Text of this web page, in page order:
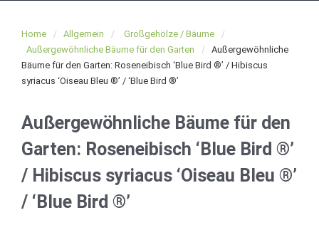
Home Allgemein
Großgehölze / Bäume
Außergewöhnliche Bäume für den Garten
Außergewöhnliche
Bäume für den Garten: Roseneibisch ‘Blue Bird ®’ / Hibiscus
syriacus ‘Oiseau Bleu ®’ / ‘Blue Bird ®’
Außergewöhnliche Bäume für den
Garten: Roseneibisch ‘Blue Bird ®’
/ Hibiscus syriacus ‘Oiseau Bleu ®’
/ ‘Blue Bird ®’